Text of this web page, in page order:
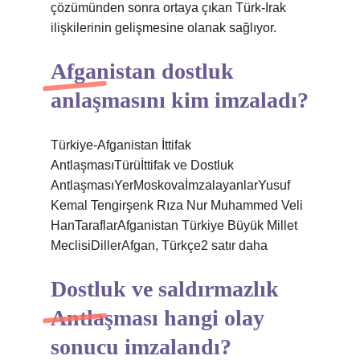
çözümünden sonra ortaya çıkan Türk-Irak
ilişkilerinin gelişmesine olanak sağlıyor.
Afganistan dostluk
anlaşmasını kim imzaladı?
Türkiye-Afganistan İttifak
AntlaşmasıTürüİttifak ve Dostluk
AntlaşmasıYerMoskovaİmzalayanlarYusuf
Kemal Tengirşenk Rıza Nur Muhammed Veli
HanTaraflarAfganistan Türkiye Büyük Millet
MeclisiDillerAfgan, Türkçe2 satır daha
Dostluk ve saldırmazlık
Antlaşması hangi olay
sonucu imzalandı?